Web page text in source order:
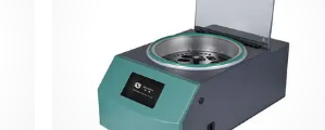
用补液盐，每袋可配制大量电解液
饮料更适合个人使用，这类产品往往兼